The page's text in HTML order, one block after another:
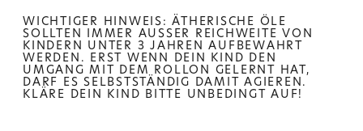
WICHTIGER HINWEIS: ÄTHERISCHE ÖLE
SOLLTEN IMMER AUSSER REICHWEITE VON K
INDERN UNTER 3 JAHREN AUFBEWAHRT W
ERDEN. ERST WENN DEIN KIND DEN U
MGANG MIT DEM ROLLON GELERNT HAT, D
ARF ES SELBSTSTÄNDIG DAMIT AGIEREN. K
LÄRE DEIN KIND BITTE UNBEDINGT AUF!